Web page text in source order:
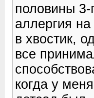
половины 3-
аллергия
в хвостик,
все
когда у